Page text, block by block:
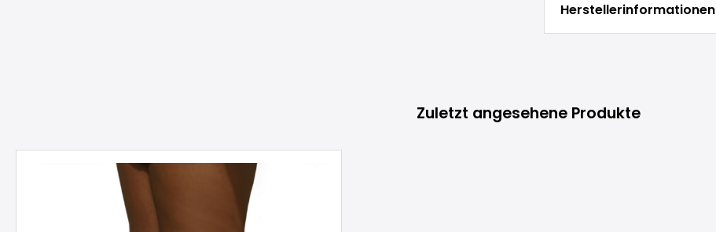
Herstellerinformationen
Zuletzt angesehene Produkte